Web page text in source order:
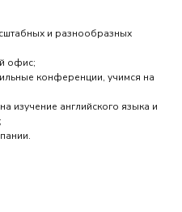
и разнообразных
офис;
конференции, учимся на
изучение английского языка и